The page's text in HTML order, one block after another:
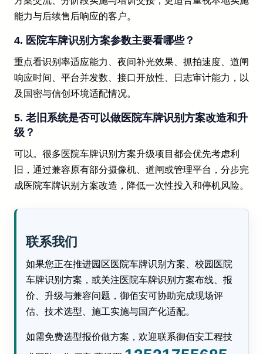
能力与后续售后响应的客户。
4. 医院车牌识别方案参数主要看哪些？
重点看识别率适应能力、夜间补光效果、抓拍速度、道闸
响应时间、平台并发数、接口开放性、日志审计能力，以
及国密与信创环境适配情况。
5. 老旧系统是否可以做医院车牌识别方案改造和升
级？
可以。很多医院车牌识别方案升级项目都会优先考虑利
旧，通过兼容原有部分摄像机、道闸或管理平台，分步完
成医院车牌识别方案改造，降低一次性投入和停机风险。
联系我们
如果您正在推进园区医院车牌识别方案、校园医院
车牌识别方案，或关注医院车牌识别方案布线、报
价、升级与兼容问题，御佰安可协助完成现场评
估、技术选型、施工实施与国产化适配。
如需免费选型报价做方案，欢迎联系御佰安工程技